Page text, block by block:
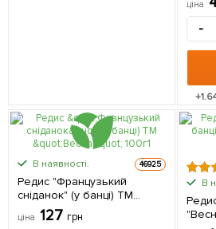
ціна
-
+
В наявності. 46925
Редис "Французький
сніданок" (у банці) ТМ
"Весна" 100г
ціна 127 грн
В